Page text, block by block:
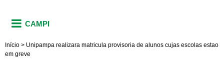
CAMPI
Início > Unipampa realizara matricula provisoria de alunos cujas escolas estao
em greve